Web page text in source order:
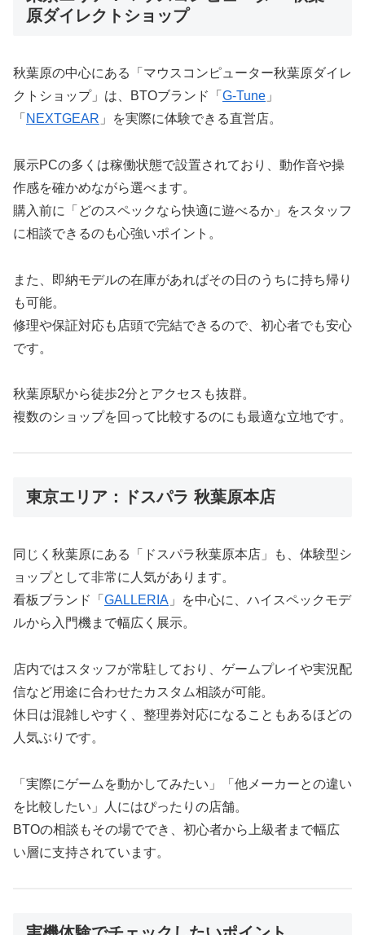
原ダイレクトショップ
秋葉原の中心にある「マウスコンピューター秋葉原ダイレ
クトショップ」は、BTOブランド「 G-Tune 」
「 NEXTGEAR 」を実際に体験できる直営店。
展示PCの多くは稼働状態で設置されており、動作音や操
作感を確かめながら選べます。
購入前に「どのスペックなら快適に遊べるか」をスタッフ
に相談できるのも心強いポイント。
また、即納モデルの在庫があればその日のうちに持ち帰り
も可能。
修理や保証対応も店頭で完結できるので、初心者でも安心
です。
秋葉原駅から徒歩2分とアクセスも抜群。
複数のショップを回って比較するのにも最適な立地です。
東京エリア：ドスパラ 秋葉原本店
同じく秋葉原にある「ドスパラ秋葉原本店」も、体験型シ
ョップとして非常に人気があります。
看板ブランド「 GALLERIA 」を中心に、ハイスペックモデ
ルから入門機まで幅広く展示。
店内ではスタッフが常駐しており、ゲームプレイや実況配
信など用途に合わせたカスタム相談が可能。
休日は混雑しやすく、整理券対応になることもあるほどの
人気ぶりです。
「実際にゲームを動かしてみたい」「他メーカーとの違い
を比較したい」人にはぴったりの店舗。
BTOの相談もその場ででき、初心者から上級者まで幅広
い層に支持されています。